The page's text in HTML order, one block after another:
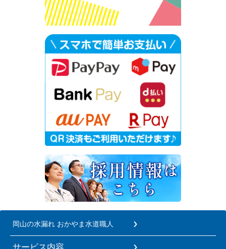
岡山の水漏れ おかやま水道職人